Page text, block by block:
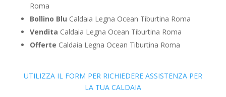
Roma
Bollino Blu Caldaia Legna Ocean Tiburtina Roma
Vendita Caldaia Legna Ocean Tiburtina Roma
Offerte Caldaia Legna Ocean Tiburtina Roma
UTILIZZA IL FORM PER RICHIEDERE ASSISTENZA PER
LA TUA CALDAIA